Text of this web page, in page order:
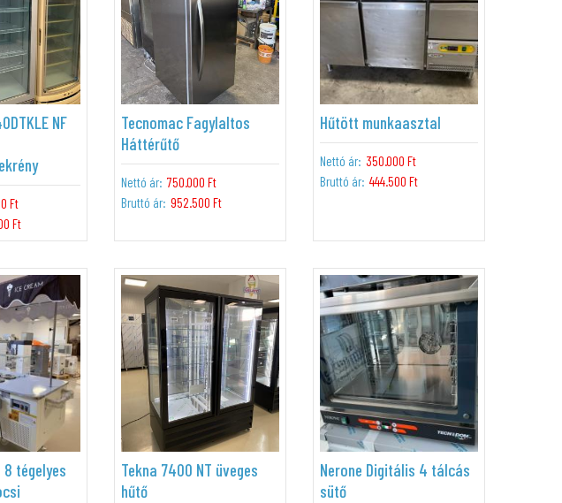
NF
Ft
Ft
Tecnomac Fagylaltos
Háttérűtő
Nettó ár: 750.000 Ft
Bruttó ár: 952.500 Ft
Hűtött munkaasztal
Nettó ár: 350.000 Ft
Bruttó ár: 444.500 Ft
tégelyes
Tekna 7400 NT üveges
hűtő
Nerone Digitális 4 tálcás
sütő